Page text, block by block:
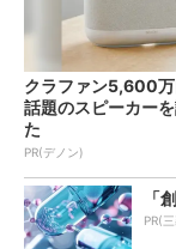
クラファン5,600万
話題のスピーカー
た
PR(デノン)
「
PR(